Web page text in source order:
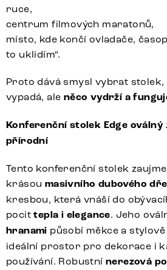
ruce,
centrum filmových maratonů,
místo, kde končí ovladače,
to uklidím“.
Proto dává smysl vybrat
vypadá, ale něco vydrží a
Konferenční stolek Edge oválný
přírodní
Tento konferenční stolek
krásou masivního dubového
kresbou, která vnáší do
pocittepla i elegance. Jeho
hranami působí měkce a
ideální prostor pro dekorace i
používání. Robustní nerezová